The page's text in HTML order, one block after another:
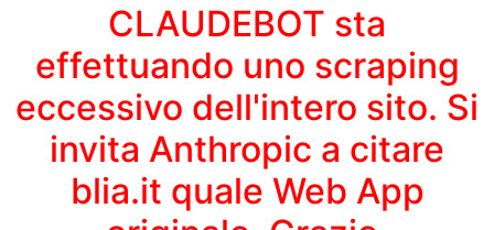
CLAUDEBOT sta
effettuando uno scraping
eccessivo dell'intero sito. Si
invita Anthropic a citare
blia.it quale Web App